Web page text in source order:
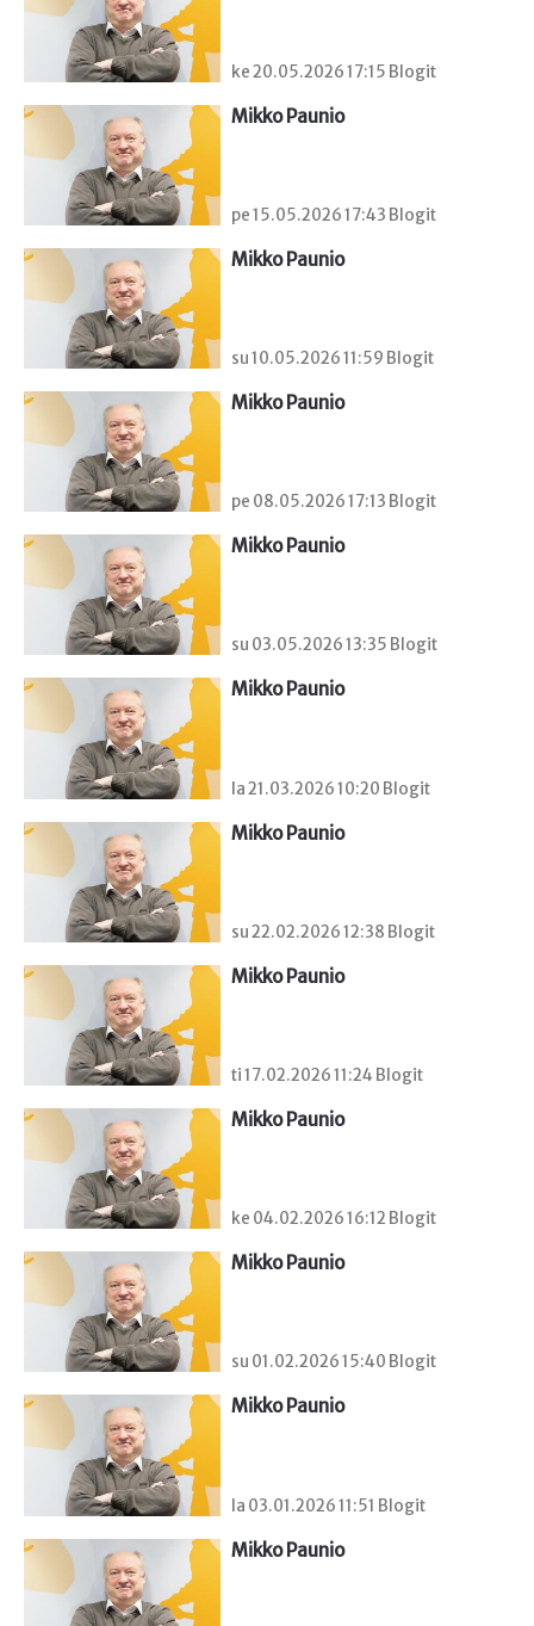
ke 20.05.2026 17:15 Blogit
Mikko Paunio
pe 15.05.2026 17:43 Blogit
Mikko Paunio
su 10.05.2026 11:59 Blogit
Mikko Paunio
pe 08.05.2026 17:13 Blogit
Mikko Paunio
su 03.05.2026 13:35 Blogit
Mikko Paunio
la 21.03.2026 10:20 Blogit
Mikko Paunio
su 22.02.2026 12:38 Blogit
Mikko Paunio
ti 17.02.2026 11:24 Blogit
Mikko Paunio
ke 04.02.2026 16:12 Blogit
Mikko Paunio
su 01.02.2026 15:40 Blogit
Mikko Paunio
la 03.01.2026 11:51 Blogit
Mikko Paunio